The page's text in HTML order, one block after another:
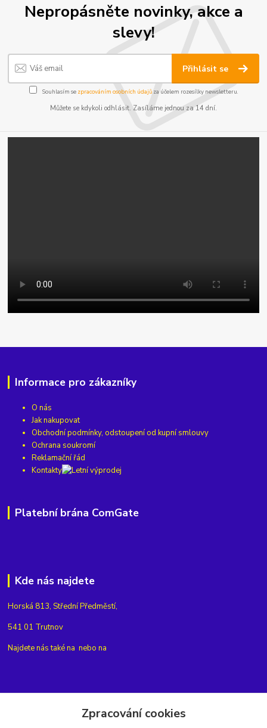
Nepropásněte novinky, akce a
slevy!
Přihlásit se
Souhlasím se zpracováním osobních údajůza účelem rozesílky newsletteru.
Můžete se kdykoli odhlásit. Zasíláme jednou za 14 dní.
Informace pro zákazníky
O nás
Jak nakupovat
Obchodní podmínky, odstoupení od kupní smlouvy
Ochrana soukromí
Reklamační řád
Kontakty
Platební brána ComGate
Kde nás najdete
Horská 813, Střední Předměstí,
541 01 Trutnov
Najdete nás také na nebo na
Zpracování cookies